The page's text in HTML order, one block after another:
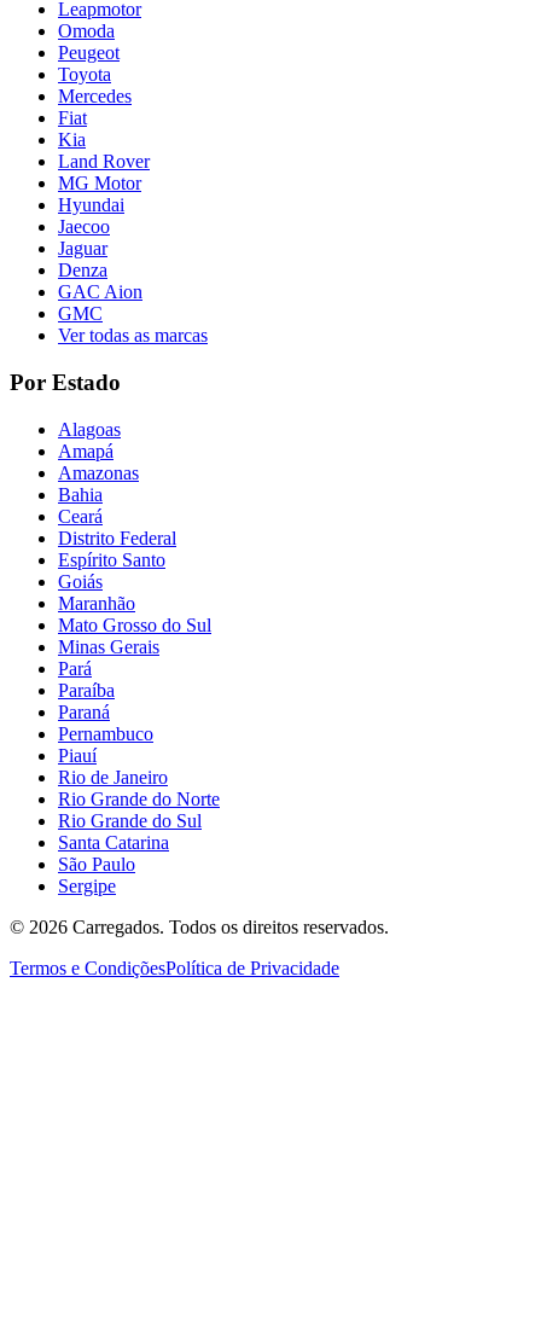
Leapmotor
Omoda
Peugeot
Toyota
Mercedes
Fiat
Kia
Land Rover
MG Motor
Hyundai
Jaecoo
Jaguar
Denza
GAC Aion
GMC
Ver todas as marcas
Por Estado
Alagoas
Amapá
Amazonas
Bahia
Ceará
Distrito Federal
Espírito Santo
Goiás
Maranhão
Mato Grosso do Sul
Minas Gerais
Pará
Paraíba
Paraná
Pernambuco
Piauí
Rio de Janeiro
Rio Grande do Norte
Rio Grande do Sul
Santa Catarina
São Paulo
Sergipe
© 2026 Carregados. Todos os direitos reservados.
Termos e CondiçõesPolítica de Privacidade